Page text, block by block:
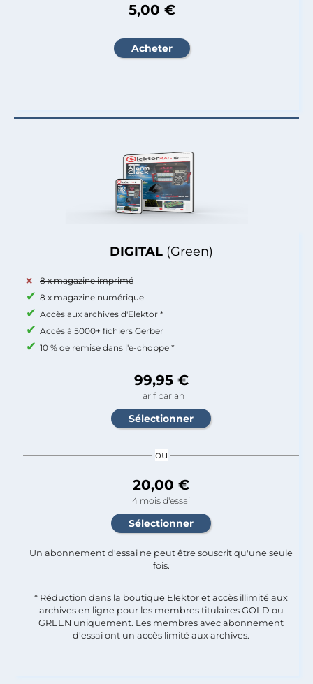
DIGITAL (Green)
8 x magazine imprimé
8 x magazine numérique
Accès aux archives d'Elektor *
Accès à 5000+ fichiers Gerber
10 % de remise dans l'e-choppe *
99,95 €
Tarif par an
ou
20,00 €
4 mois d'essai
Un abonnement d'essai ne peut être souscrit qu'une seule
fois.​
* Réduction dans la boutique Elektor et accès illimité aux
archives en ligne pour les membres titulaires GOLD ou
GREEN uniquement. Les membres avec abonnement
d'essai ont un accès limité aux archives.
5,00 €